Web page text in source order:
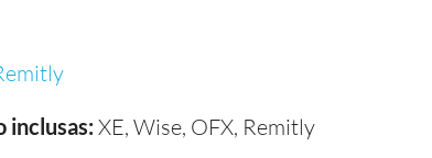
inclusas: XE, Wise, OFX, Remitly